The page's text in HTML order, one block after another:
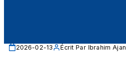
2026-02-13 Écrit Par Ibrahim Ajan